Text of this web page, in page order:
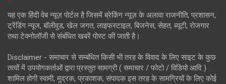
यह एक हिंदी वेब न्यूज़ पोर्टल है जिसमें ब्रेकिंग न्यूज़ के अलावा राजनीति, प्रशासन,
ट्रेंडिंग न्यूज, बॉलीवुड, खेल जगत, लाइफस्टाइल, बिजनेस, सेहत, ब्यूटी, रोजगार
तथा टेक्नोलॉजी से संबंधित खबरें पोस्ट की जाती है।
Disclaimer - समाचार से सम्बंधित किसी भी तरह के विवाद के लिए साइट के कुछ
तत्वों में उपयोगकर्ताओं द्वारा प्रस्तुत सामग्री ( समाचार / फोटो / विडियो आदि )
शामिल होगी स्वामी, मुद्रक, प्रकाशक, संपादक इस तरह के सामग्रियों के लिए कोई